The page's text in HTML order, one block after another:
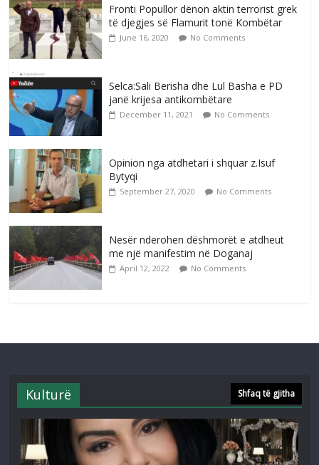
Fronti Popullor dënon aktin terrorist grek
të djegjes së Flamurit tonë Kombëtar
June 16, 2020 No Comments
Selca:Sali Berisha dhe Lul Basha e PD
janë krijesa antikombëtare
December 11, 2021 No Comments
Opinion nga atdhetari i shquar z.Isuf
Bytyqi
September 27, 2020 No Comments
Nesër nderohen dëshmorët e atdheut
me një manifestim në Doganaj
April 12, 2022 No Comments
Kulturë Shfaq të gjitha